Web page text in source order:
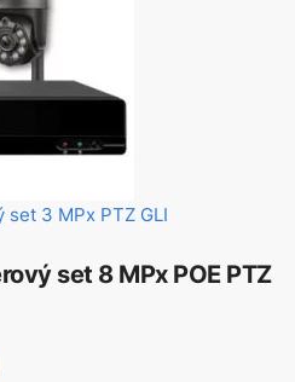
set 3 MPx PTZ GLI
set 8 MPx POE PTZ